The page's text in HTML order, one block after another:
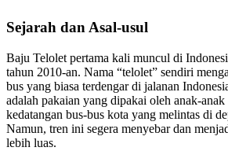
Sejarah dan Asal-usul
Baju Telolet pertama kali muncul di
tahun 2010-an. Nama “telolet” sendiri
bus yang biasa terdengar di jalanan
adalah pakaian yang dipakai oleh anak-
kedatangan bus-bus kota yang melintas di
Namun, tren ini segera menyebar dan
lebih luas.